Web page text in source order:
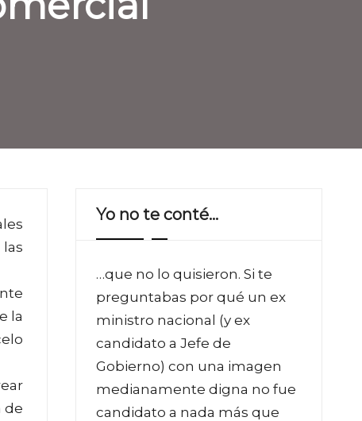
la
de
Yo no te conté…
…que no lo quisieron. Si te
preguntabas por qué un ex
ministro nacional (y ex
candidato a Jefe de
Gobierno) con una imagen
medianamente digna no fue
candidato a nada más que